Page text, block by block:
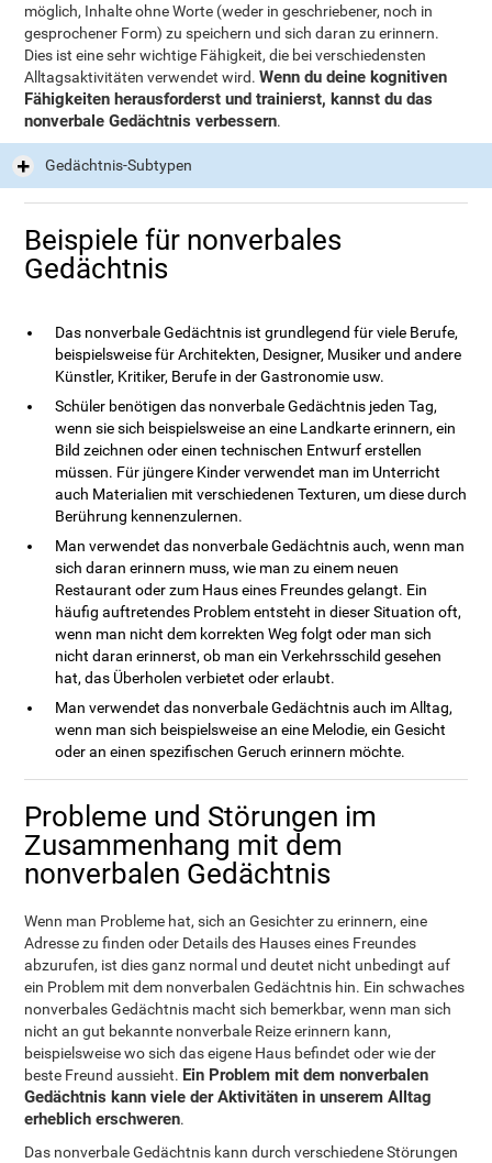
möglich, Inhalte ohne Worte (weder in geschriebener, noch in
gesprochener Form) zu speichern und sich daran zu erinnern.
Dies ist eine sehr wichtige Fähigkeit, die bei verschiedensten
Alltagsaktivitäten verwendet wird.Wenn du deine kognitiven
Fähigkeiten herausforderst und trainierst, kannst du das
nonverbale Gedächtnis verbessern.
Gedächtnis-Subtypen
Beispiele für nonverbales
Gedächtnis
Das nonverbale Gedächtnis ist grundlegend für viele Berufe,
beispielsweise für Architekten, Designer, Musiker und andere
Künstler, Kritiker, Berufe in der Gastronomie usw.
Schüler benötigen das nonverbale Gedächtnis jeden Tag,
wenn sie sich beispielsweise an eine Landkarte erinnern, ein
Bild zeichnen oder einen technischen Entwurf erstellen
müssen. Für jüngere Kinder verwendet man im Unterricht
auch Materialien mit verschiedenen Texturen, um diese durch
Berührung kennenzulernen.
Man verwendet das nonverbale Gedächtnis auch, wenn man
sich daran erinnern muss, wie man zu einem neuen
Restaurant oder zum Haus eines Freundes gelangt. Ein
häufig auftretendes Problem entsteht in dieser Situation oft,
wenn man nicht dem korrekten Weg folgt oder man sich
nicht daran erinnerst, ob man ein Verkehrsschild gesehen
hat, das Überholen verbietet oder erlaubt.
Man verwendet das nonverbale Gedächtnis auch im Alltag,
wenn man sich beispielsweise an eine Melodie, ein Gesicht
oder an einen spezifischen Geruch erinnern möchte.
Probleme und Störungen im
Zusammenhang mit dem
nonverbalen Gedächtnis
Wenn man Probleme hat, sich an Gesichter zu erinnern, eine
Adresse zu finden oder Details des Hauses eines Freundes
abzurufen, ist dies ganz normal und deutet nicht unbedingt auf
ein Problem mit dem nonverbalen Gedächtnis hin. Ein schwaches
nonverbales Gedächtnis macht sich bemerkbar, wenn man sich
nicht an gut bekannte nonverbale Reize erinnern kann,
beispielsweise wo sich das eigene Haus befindet oder wie der
beste Freund aussieht. Ein Problem mit dem nonverbalen
Gedächtnis kann viele der Aktivitäten in unserem Alltag
erheblich erschweren.
Das nonverbale Gedächtnis kann durch verschiedene Störungen